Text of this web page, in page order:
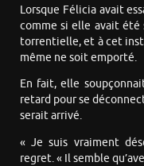
Lorsque Félicia avait
comme si elle avait été
torrentielle, et à cet
même ne soit emporté.
En fait, elle
retard pour se
serait arrivé.
« Je suis vraiment
regret. « Il semble